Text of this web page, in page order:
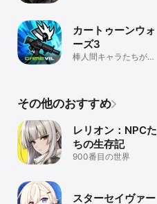
カートゥーンウォ
ーズ3
棒人間キャラたちが繰
その他のおすすめ
レリオン：NPCた
ちの生存記
900番目の世界
スターセイヴァー